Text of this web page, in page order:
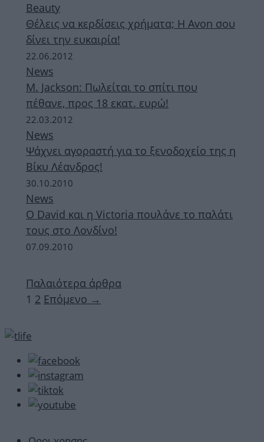
Beauty
Θέλεις να κερδίσεις χρήματα; Η Avon σου
δίνει την ευκαιρία!
22.06.2012
News
Μ. Jackson: Πωλείται το σπίτι που
πέθανε, προς 18 εκατ. ευρώ!
22.03.2012
News
Ψάχνει αγοραστή για το ξενοδοχείο της η
Βίκυ Λέανδρος!
30.10.2010
News
Ο David και η Victoria πουλάνε το παλάτι
τους στο Λονδίνο!
07.09.2010
Παλαιότερα άρθρα
Σελίδα
1 Σελίδα
2 Επόμενο →